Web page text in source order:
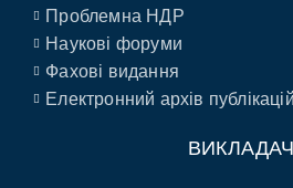
Проблемна НДР
Наукові форуми
Фахові видання
Електронний архів публікацій